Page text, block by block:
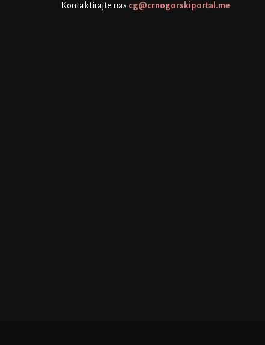
Kontaktirajte nas cg@crnogorskiportal.me